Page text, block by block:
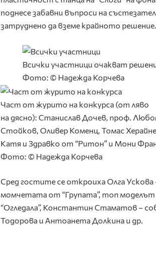
поднесе забавни въпроси на
затруднено да вземе крайното решение.
Всички участници очакват
Фото: © Надежда Корчева
Част от журито на конкурса (от ляво
на дясно): Станислав Дочев, проф.
Стойков, Оливер Коменц, Томас
Катя и Здравко от “Ритон” и Мони
Фото: © Надежда Корчева
Сред гостите се откроиха Олга Ускова
момчетата от “Групата”, топ
“Огледала”, Константин Стаматов –
Тодорова и Антоанета Долкина и др.